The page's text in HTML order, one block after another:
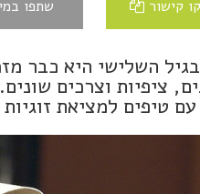
קישור שתפו
בגיל השלישי היא כבר
ציפיות וצרכים
טיפים למציאת